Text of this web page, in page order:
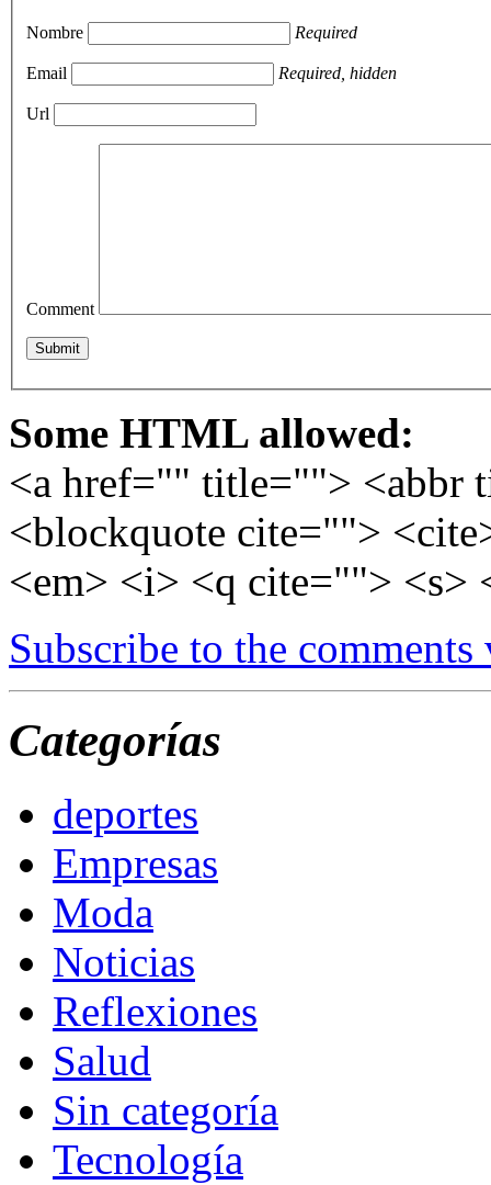
Nombre Required
Email Required, hidden
Url
Comment
Some HTML allowed:
<a href="" title=""> <abbr
<blockquote cite="">
<em> <i> <q cite=""> <s>
Subscribe to the comments
Categorías
deportes
Empresas
Moda
Noticias
Reflexiones
Salud
Sin categoría
Tecnología